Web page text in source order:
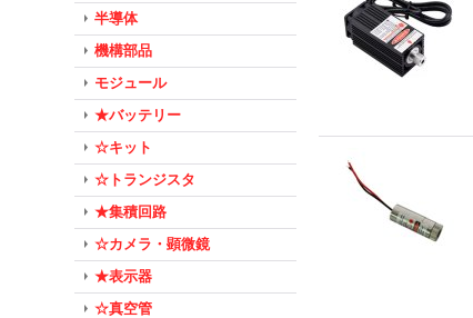
半導体
機構部品
モジュール
★バッテリー
☆キット
☆トランジスタ
★集積回路
☆カメラ・顕微鏡
★表示器
☆真空管